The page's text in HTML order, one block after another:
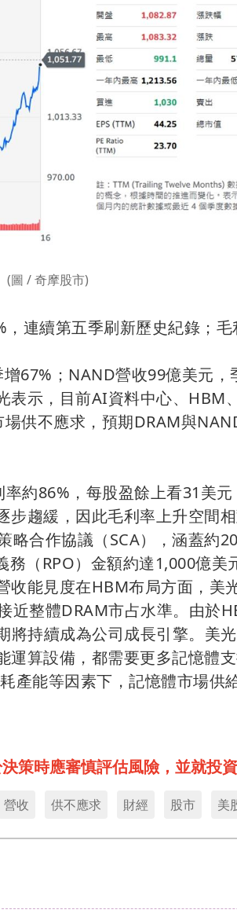
(圖 / 奇摩股市)
連續第五季刷新歷史紀錄；
67%；NAND營收99億美元，
示，目前AI資料中心、HBM
供不應求，預期DRAM與
約86%，每股盈餘上看31美
趨緩，因此毛利率上升空間相
合作協議（SCA），涵蓋約
（RPO）金額約達1,000億美
收能見度在HBM布局方面，美
近整體DRAM市占水準。由於
持續成為公司成長引擎。美
算設備，都需要更多記憶體
產能等因素下，記憶體市場供
策時應審慎評估風險，並就投
營收 供不應求 財經 股市 美